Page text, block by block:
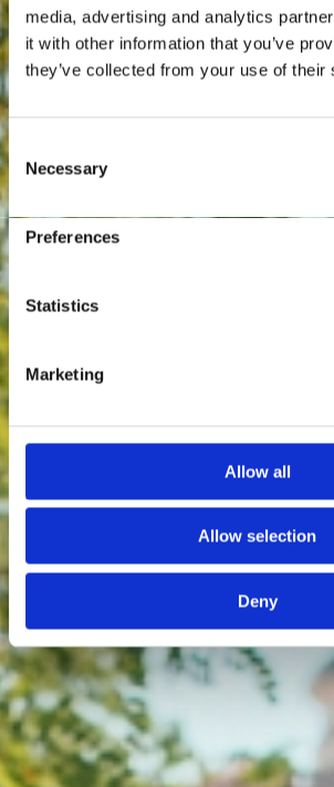
media, advertising and analytics
it with other information that you’ve
they’ve collected from your use of their
Consent
Selection
Necessary
Preferences
Statistics
Marketing
Allow all
Allow selection
Deny